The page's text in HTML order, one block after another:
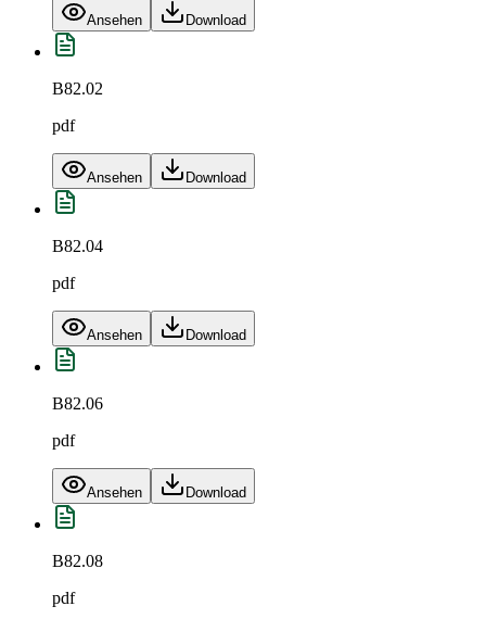
Ansehen Download
B82.02
pdf
Ansehen Download
B82.04
pdf
Ansehen Download
B82.06
pdf
Ansehen Download
B82.08
pdf